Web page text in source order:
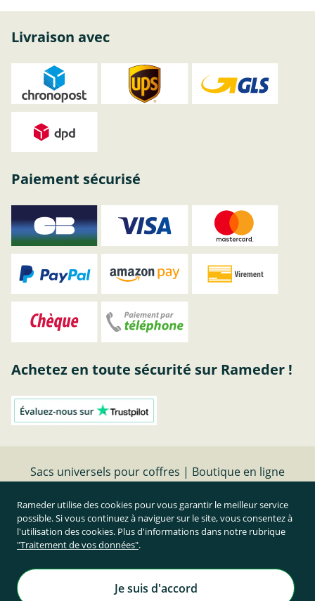
Livraison avec
Paiement sécurisé
Achetez en toute sécurité sur Rameder !
Sacs universels pour coffres | Boutique en ligne
Résilier le contrat
Prix TTC et hors frais de port
Rameder Attelage France
Rameder utilise des cookies pour vous garantir le meilleur service
possible. Si vous continuez à naviguer sur le site, vous consentez à
l'utilisation des cookies. Plus d'informations dans notre rubrique
"Traitement de vos données".
Je suis d'accord